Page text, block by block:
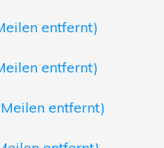
entfernt)
entfernt)
entfernt)